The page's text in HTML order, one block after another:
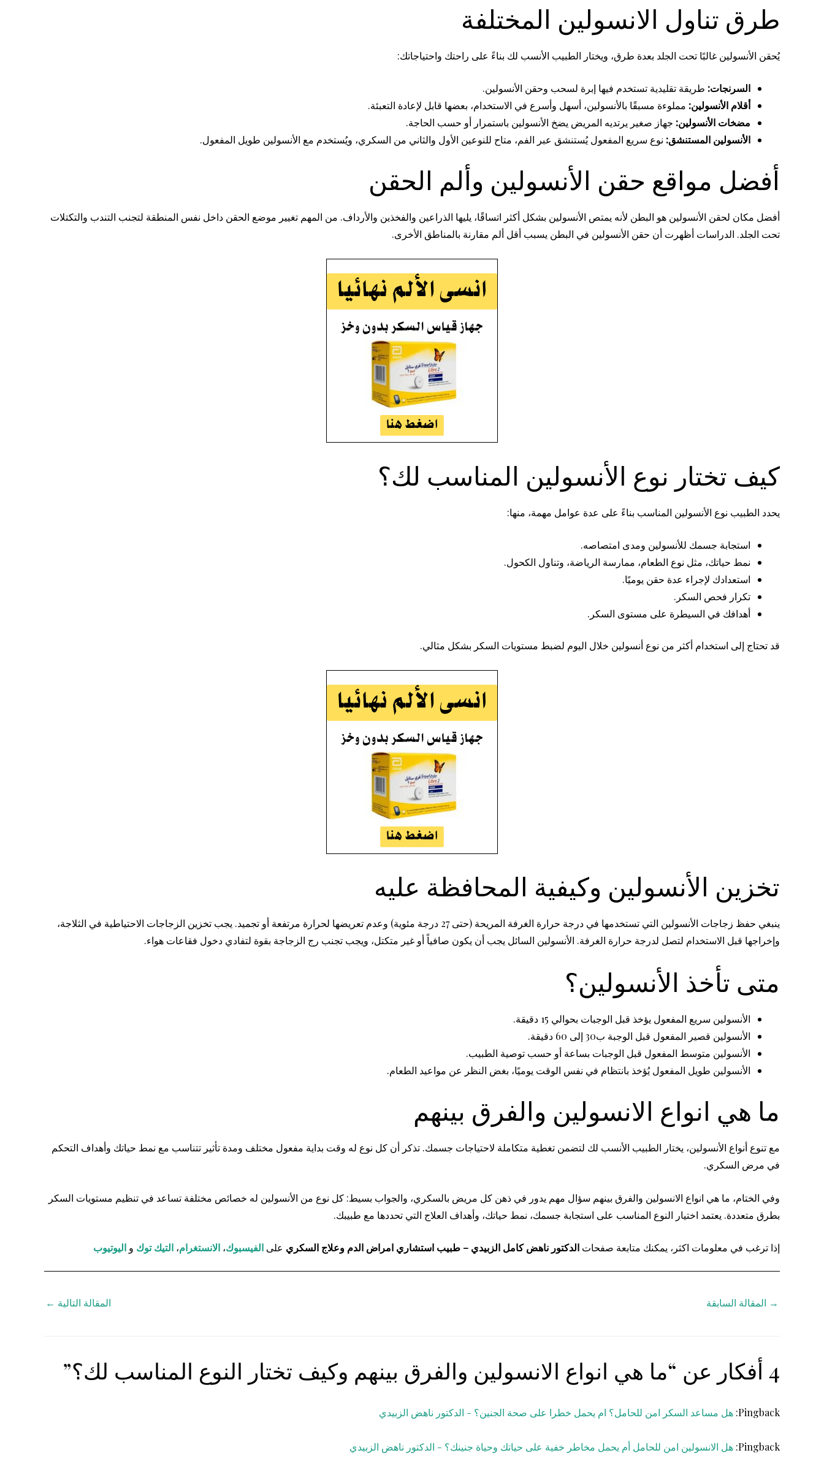
طرق تناول الانسولين المختلفة
يُحقن الأنسولين غالبًا تحت الجلد بعدة طرق، ويختار الطبيب الأنسب لك بناءً على راحتك واحتياجاتك:
السرنجات: طريقة تقليدية تستخدم فيها إبرة لسحب وحقن الأنسولين.
أقلام الأنسولين: مملوءة مسبقًا بالأنسولين، أسهل وأسرع في الاستخدام، بعضها قابل لإعادة التعبئة.
مضخات الأنسولين: جهاز صغير يرتديه المريض يضخ الأنسولين باستمرار أو حسب الحاجة.
الأنسولين المستنشق: نوع سريع المفعول يُستنشق عبر الفم، متاح للنوعين الأول والثاني من السكري، ويُستخدم مع الأنسولين طويل المفعول.
أفضل مواقع حقن الأنسولين وألم الحقن
أفضل مكان لحقن الأنسولين هو البطن لأنه يمتص الأنسولين بشكل أكثر اتساقًا، يليها الذراعين والفخذين والأرداف. من المهم تغيير موضع الحقن داخل نفس المنطقة لتجنب التندب والتكتلات
تحت الجلد. الدراسات أظهرت أن حقن الأنسولين في البطن يسبب أقل ألم مقارنة بالمناطق الأخرى.
كيف تختار نوع الأنسولين المناسب لك؟
يحدد الطبيب نوع الأنسولين المناسب بناءً على عدة عوامل مهمة، منها:
استجابة جسمك للأنسولين ومدى امتصاصه.
نمط حياتك، مثل نوع الطعام، ممارسة الرياضة، وتناول الكحول.
استعدادك لإجراء عدة حقن يوميًا.
تكرار فحص السكر.
أهدافك في السيطرة على مستوى السكر.
قد تحتاج إلى استخدام أكثر من نوع أنسولين خلال اليوم لضبط مستويات السكر بشكل مثالي.
تخزين الأنسولين وكيفية المحافظة عليه
ينبغي حفظ زجاجات الأنسولين التي تستخدمها في درجة حرارة الغرفة المريحة (حتى 27 درجة مئوية) وعدم تعريضها لحرارة مرتفعة أو تجميد. يجب تخزين الزجاجات الاحتياطية في الثلاجة،
وإخراجها قبل الاستخدام لتصل لدرجة حرارة الغرفة. الأنسولين السائل يجب أن يكون صافياً أو غير متكتل، ويجب تجنب رج الزجاجة بقوة لتفادي دخول فقاعات هواء.
متى تأخذ الأنسولين؟
الأنسولين سريع المفعول يؤخذ قبل الوجبات بحوالي 15 دقيقة.
الأنسولين قصير المفعول قبل الوجبة ب30 إلى 60 دقيقة.
الأنسولين متوسط المفعول قبل الوجبات بساعة أو حسب توصية الطبيب.
الأنسولين طويل المفعول يُؤخذ بانتظام في نفس الوقت يوميًا، بغض النظر عن مواعيد الطعام.
ما هي انواع الانسولين والفرق بينهم
مع تنوع أنواع الأنسولين، يختار الطبيب الأنسب لك لتضمن تغطية متكاملة لاحتياجات جسمك. تذكر أن كل نوع له وقت بداية مفعول مختلف ومدة تأثير تتناسب مع نمط حياتك وأهداف التحكم
في مرض السكري.
وفي الختام، ما هي انواع الانسولين والفرق بينهم سؤال مهم يدور في ذهن كل مريض بالسكري، والجواب بسيط: كل نوع من الأنسولين له خصائص مختلفة تساعد في تنظيم مستويات السكر
بطرق متعددة. يعتمد اختيار النوع المناسب على استجابة جسمك، نمط حياتك، وأهداف العلاج التي تحددها مع طبيبك.
إذا ترغب في معلومات اكثر، يمكنك متابعة صفحات الدكتور ناهض كامل الزبيدي – طبيب استشاري امراض الدم وعلاج السكري على الفيسبوك، الانستغرام، التيك توك و اليوتيوب
→ المقالة السابقة المقالة التالية ←
4 أفكار عن “ما هي انواع الانسولين والفرق بينهم وكيف تختار النوع المناسب لك؟”
Pingback: هل مساعد السكر امن للحامل؟ ام يحمل خطرا على صحة الجنين؟ - الدكتور ناهض الزبيدي
Pingback: هل الانسولين امن للحامل أم يحمل مخاطر خفية على حياتك وحياة جنينك؟ - الدكتور ناهض الزبيدي